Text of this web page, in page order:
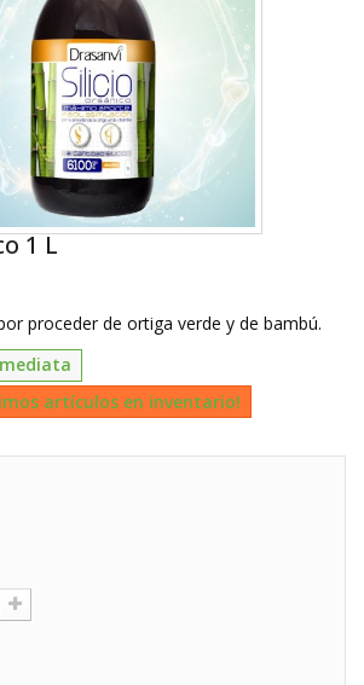
1 L
proceder de ortiga verde y de bambú.
artículos en inventario!